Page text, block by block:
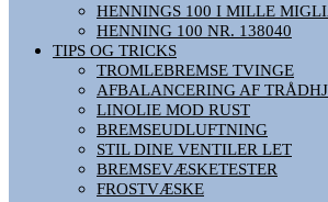
HENNINGS 100 I MILLE
HENNING 100 NR. 138040
TIPS OG TRICKS
TROMLEBREMSE TVINGE
AFBALANCERING AF
LINOLIE MOD RUST
BREMSEUDLUFTNING
STIL DINE VENTILER LET
BREMSEVÆSKETESTER
FROSTVÆSKE